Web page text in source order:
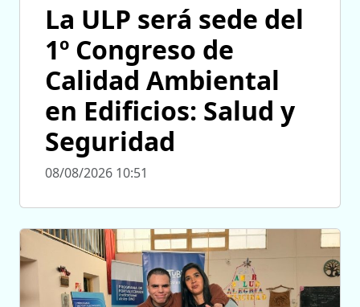
La ULP será sede del
1º Congreso de
Calidad Ambiental
en Edificios: Salud y
Seguridad
08/08/2026 10:51